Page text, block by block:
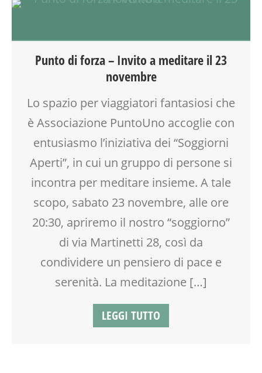
BIONATURALE
TEMPO LIBERO
Punto di forza – Invito a meditare il 23
novembre
Lo spazio per viaggiatori fantasiosi che
è Associazione PuntoUno accoglie con
entusiasmo l’iniziativa dei “Soggiorni
Aperti”, in cui un gruppo di persone si
incontra per meditare insieme. A tale
scopo, sabato 23 novembre, alle ore
20:30, apriremo il nostro “soggiorno”
di via Martinetti 28, così da
condividere un pensiero di pace e
serenità. La meditazione […]
LEGGI TUTTO